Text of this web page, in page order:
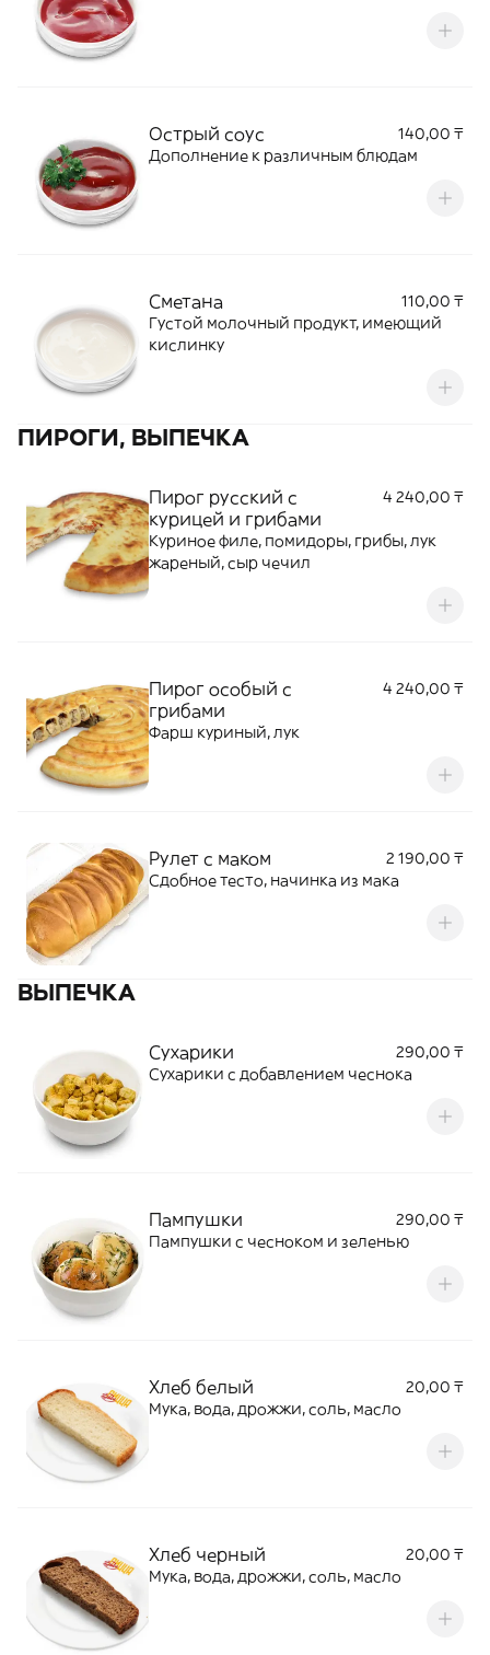
Острый соус
140,00 ₸
Дополнение к различным блюдам
Сметана
110,00 ₸
Густой молочный продукт, имеющий
кислинку
ПИРОГИ, ВЫПЕЧКА
Пирог русский с
курицей и грибами
4 240,00 ₸
Куриное филе, помидоры, грибы, лук
жареный, сыр чечил
Пирог особый с
грибами
4 240,00 ₸
Фарш куриный, лук
Рулет с маком
2 190,00 ₸
Сдобное тесто, начинка из мака
ВЫПЕЧКА
Сухарики
290,00 ₸
Сухарики с добавлением чеснока
Пампушки
290,00 ₸
Пампушки с чесноком и зеленью
Хлеб белый
20,00 ₸
Мука, вода, дрожжи, соль, масло
Хлеб черный
20,00 ₸
Мука, вода, дрожжи, соль, масло